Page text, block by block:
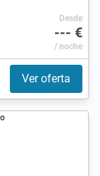
Desde
--- €
/ noche
Ver oferta